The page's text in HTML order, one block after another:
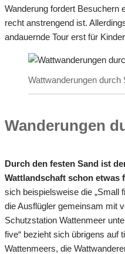
Wanderung fordert Besuchern
recht anstrengend ist.
andauernde Tour erst für
Wattwanderungen durch
Wanderungen
Durch den festen Sand ist
Wattlandschaft schon etwas
sich beispielsweise die „Small
die Ausflügler gemeinsam mit
Schutzstation Wattenmeer
five“ bezieht sich übrigens auf
Wattenmeers, die